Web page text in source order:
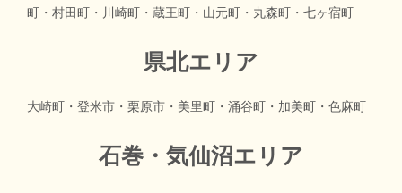
町・村田町・川崎町・蔵王町・山元町・丸森町・七ヶ宿町
県北エリア
大崎町・登米市・栗原市・美里町・涌谷町・加美町・色麻町
石巻・気仙沼エリア